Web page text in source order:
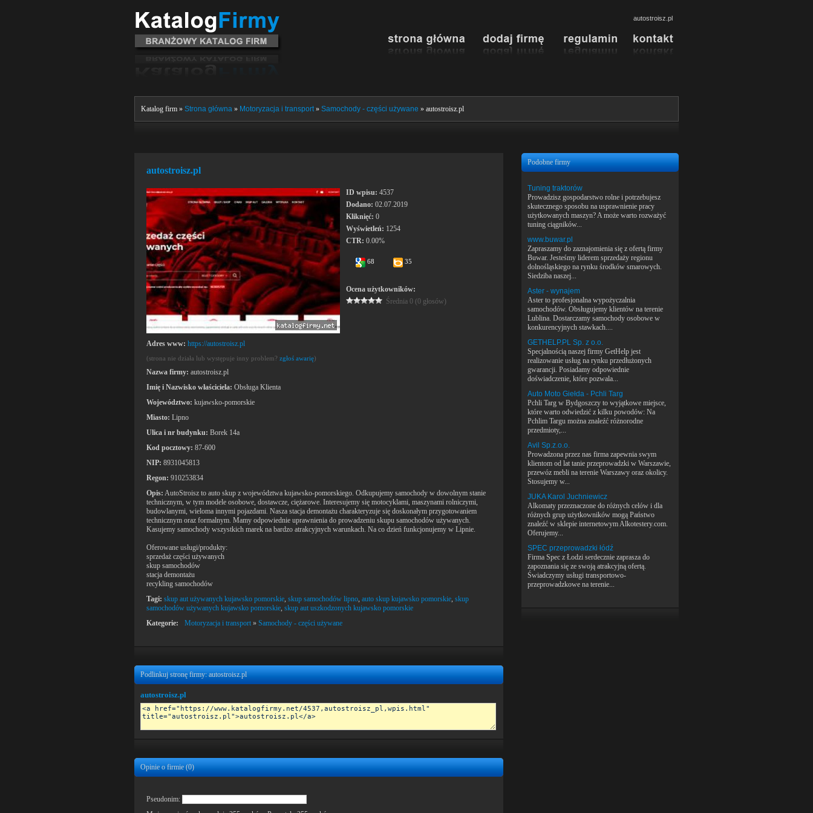
autostroisz.pl
Katalog firm » Strona główna » Motoryzacja i transport» Samochody - części używane » autostroisz.pl
autostroisz.pl
ID wpisu: 4537
Dodano: 02.07.2019
Kliknięć: 0
Wyświetleń: 1254
CTR: 0.00%
68 35
Ocena użytkowników:
Średnia 0 (0 głosów)
Adres www: https://autostroisz.pl
(strona nie działa lub występuje inny problem? zgłoś awarię)
Nazwa firmy: autostroisz.pl
Imię i Nazwisko właściciela: Obsługa Klienta
Województwo: kujawsko-pomorskie
Miasto: Lipno
Ulica i nr budynku: Borek 14a
Kod pocztowy: 87-600
NIP: 8931045813
Regon: 910253834
Opis: AutoStroisz to auto skup z województwa kujawsko-pomorskiego. Odkupujemy samochody w dowolnym stanie
technicznym, w tym modele osobowe, dostawcze, ciężarowe. Interesujemy się motocyklami, maszynami rolniczymi,
budowlanymi, wieloma innymi pojazdami. Nasza stacja demontażu charakteryzuje się doskonałym przygotowaniem
technicznym oraz formalnym. Mamy odpowiednie uprawnienia do prowadzeniu skupu samochodów używanych.
Kasujemy samochody wszystkich marek na bardzo atrakcyjnych warunkach. Na co dzień funkcjonujemy w Lipnie.
Oferowane usługi/produkty:
sprzedaż części używanych
skup samochodów
stacja demontażu
recykling samochodów
Tagi: skup aut używanych kujawsko pomorskie, skup samochodów lipno, auto skup kujawsko pomorskie, skup
samochodów używanych kujawsko pomorskie, skup aut uszkodzonych kujawsko pomorskie
Kategorie:
Motoryzacja i transport » Samochody - części używane
Podlinkuj stronę firmy: autostroisz.pl
autostroisz.pl
Opinie o firmie (0)
Pseudonim:
Podobne firmy
Tuning traktorów
Prowadzisz gospodarstwo rolne i potrzebujesz
skutecznego sposobu na usprawnienie pracy
użytkowanych maszyn? A może warto rozważyć
tuning ciągników...
www.buwar.pl
Zapraszamy do zaznajomienia się z ofertą firmy
Buwar. Jesteśmy liderem sprzedaży regionu
dolnośląskiego na rynku środków smarowych.
Siedziba naszej...
Aster - wynajem
Aster to profesjonalna wypożyczalnia
samochodów. Obsługujemy klientów na terenie
Lublina. Dostarczamy samochody osobowe w
konkurencyjnych stawkach....
GETHELP.PL Sp. z o.o.
Specjalnością naszej firmy GetHelp jest
realizowanie usług na rynku przedłużonych
gwarancji. Posiadamy odpowiednie
doświadczenie, które pozwala...
Auto Moto Giełda - Pchli Targ
Pchli Targ w Bydgoszczy to wyjątkowe miejsce,
które warto odwiedzić z kilku powodów: Na
Pchlim Targu można znaleźć różnorodne
przedmioty,...
Avil Sp.z.o.o.
Prowadzona przez nas firma zapewnia swym
klientom od lat tanie przeprowadzki w Warszawie,
przewóz mebli na terenie Warszawy oraz okolicy.
Stosujemy w...
JUKA Karol Juchniewicz
Alkomaty przeznaczone do różnych celów i dla
różnych grup użytkowników mogą Państwo
znaleźć w sklepie internetowym Alkotestery.com.
Oferujemy...
SPEC przeprowadzki łódź
Firma Spec z Łodzi serdecznie zaprasza do
zapoznania się ze swoją atrakcyjną ofertą.
Świadczymy usługi transportowo-
przeprowadzkowe na terenie...